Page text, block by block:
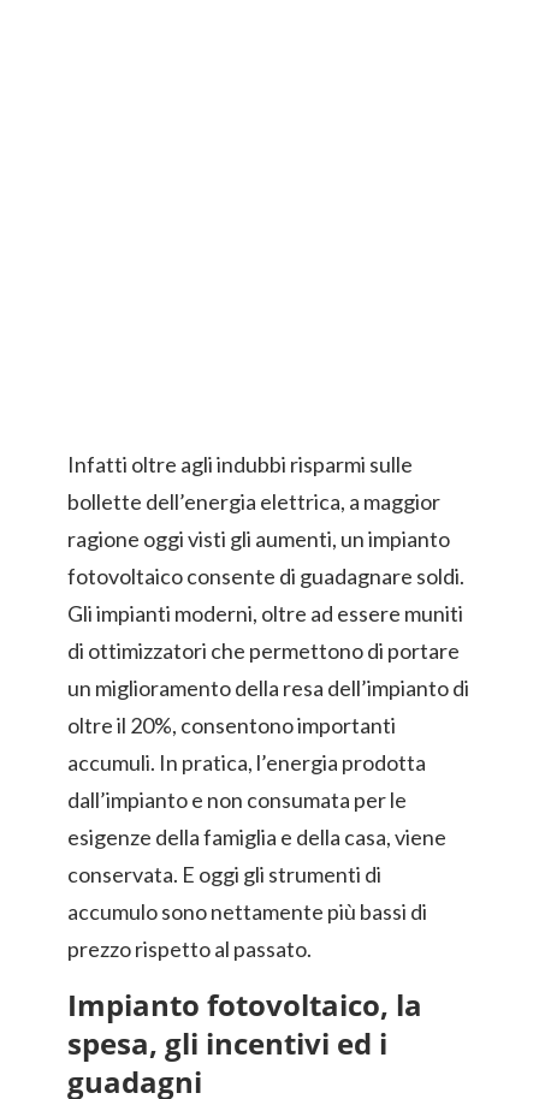
Infatti oltre agli indubbi risparmi sulle
bollette dell’energia elettrica, a maggior
ragione oggi visti gli aumenti, un impianto
fotovoltaico consente di guadagnare soldi.
Gli impianti moderni, oltre ad essere muniti
di ottimizzatori che permettono di portare
un miglioramento della resa dell’impianto di
oltre il 20%, consentono importanti
accumuli. In pratica, l’energia prodotta
dall’impianto e non consumata per le
esigenze della famiglia e della casa, viene
conservata. E oggi gli strumenti di
accumulo sono nettamente più bassi di
prezzo rispetto al passato.
Impianto fotovoltaico, la
spesa, gli incentivi ed i
guadagni